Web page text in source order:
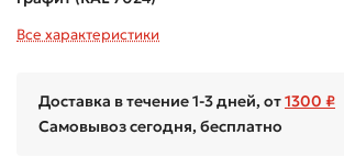
Все характеристики
Доставка в течение 1-3 дней, от1300 ₽
Самовывоз сегодня, бесплатно